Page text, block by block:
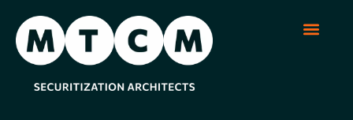
Política de privacidad